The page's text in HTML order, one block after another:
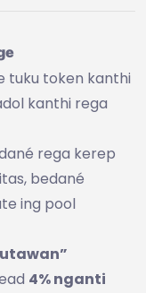
tuku token kanthi
kanthi rega
rega kerep
bedané
ing pool
4% nganti